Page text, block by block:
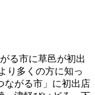
る市に草邑が初出
り多くの方に知っ
ながる市」に初出店